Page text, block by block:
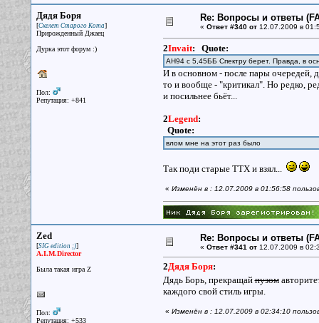
Дядя Боря
[Скелет Старого Кота]
Прирожденный Джаец
Дурка этот форум :)
Пол:
Репутация: +841
Re: Вопросы и ответы
« Ответ #340 от12.07.2009 в
2Invait: Quote:
АН94 с 5,45ББ Спектру берет. Правда, в
И в основном - после пары очередей,
то и вообще - "критикал". Но редко,
и посильнее бьёт...
2Legend:
Quote:
влом мне на этот раз было
Так поди старые ТТХ и взял...
« Изменён в : 12.07.2009 в 01:56:58
Zed
[SIG edition ;)]
A.I.M.Director
Была такая игра Z
Пол:
Репутация: +533
Re: Вопросы и ответы
« Ответ #341 от12.07.2009 в
2Дядя Боря:
Дядь Борь, прекращайпузом
каждого свой стиль игры.
« Изменён в : 12.07.2009 в 02:34:10